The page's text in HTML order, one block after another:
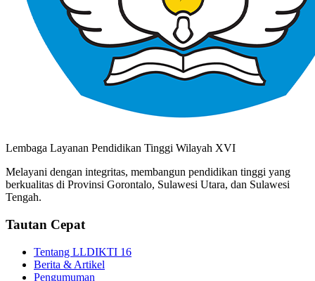
Lembaga Layanan Pendidikan Tinggi Wilayah XVI
Melayani dengan integritas, membangun pendidikan tinggi yang
berkualitas di Provinsi Gorontalo, Sulawesi Utara, dan Sulawesi
Tengah.
Tautan Cepat
Tentang LLDIKTI 16
Berita & Artikel
Pengumuman